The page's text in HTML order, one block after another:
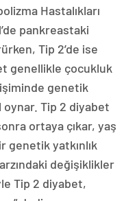
Hastalıkları
pankreastaki
Tip 2’de ise
genellikle çocukluk
genetik
Tip 2 diyabet
ortaya çıkar, yaş
genetik yatkınlık
değişiklikler
Tip 2 diyabet,